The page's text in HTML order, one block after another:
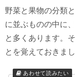
野菜と果物の分類
に並ぶものの中に
と多くあります。
とを覚えておきまし